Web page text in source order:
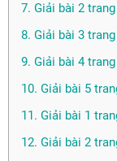
7. Giải bài 2
8. Giải bài 3
9. Giải bài 4
10. Giải bài 5
11. Giải bài 1
12. Giải bài 2